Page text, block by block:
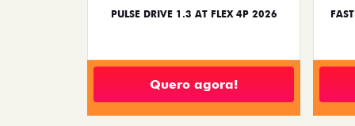
PULSE DRIVE 1.3 AT FLEX 4P 2026
Quero agora!